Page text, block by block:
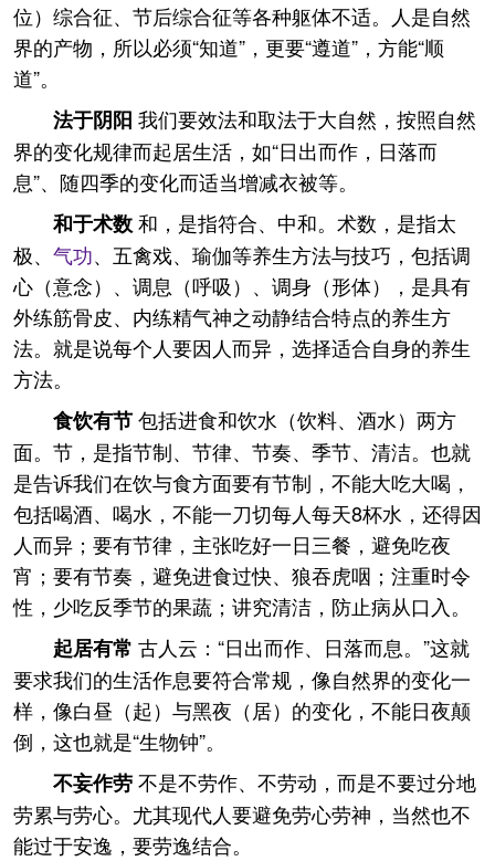
位）综合征、节后综合征等各种躯体不适。人是自然
界的产物，所以必须“知道”，更要“遵道”，方能“顺
道”。
法于阴阳 我们要效法和取法于大自然，按照自然
界的变化规律而起居生活，如“日出而作，日落而
息”、随四季的变化而适当增减衣被等。
和于术数和，是指符合、中和。术数，是指太
极、 气功、五禽戏、瑜伽等养生方法与技巧，包括调
心（意念）、调息（呼吸）、调身（形体），是具有
外练筋骨皮、内练精气神之动静结合特点的养生方
法。就是说每个人要因人而异，选择适合自身的养生
方法。
食饮有节包括进食和饮水（饮料、酒水）两方
面。节，是指节制、节律、节奏、季节、清洁。也就
是告诉我们在饮与食方面要有节制，不能大吃大喝，
包括喝酒、喝水，不能一刀切每人每天8杯水，还得因
人而异；要有节律，主张吃好一日三餐，避免吃夜
宵；要有节奏，避免进食过快、狼吞虎咽；注重时令
性，少吃反季节的果蔬；讲究清洁，防止病从口入。
起居有常 古人云：“日出而作、日落而息。”这就
要求我们的生活作息要符合常规，像自然界的变化一
样，像白昼（起）与黑夜（居）的变化，不能日夜颠
倒，这也就是“生物钟”。
不妄作劳不是不劳作、不劳动，而是不要过分地
劳累与劳心。尤其现代人要避免劳心劳神，当然也不
能过于安逸，要劳逸结合。